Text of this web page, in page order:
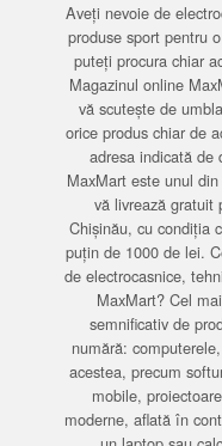
Aveți nevoie de
produse sport pentru
puteți procura chiar
Magazinul online
vă scutește de
orice produs chiar de
adresa indicată de
MaxMart este unul
vă livrează gratuit
Chișinău, cu condiția
puțin de 1000 de lei.
de electrocasnice,
MaxMart? Cel
semnificativ de
numără:
acestea, precum
mobile,
moderne, aflată în